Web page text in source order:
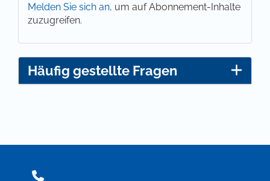
Melden Sie sich an, um auf Abonnement-Inhalte
zuzugreifen.
Häufig gestellte Fragen